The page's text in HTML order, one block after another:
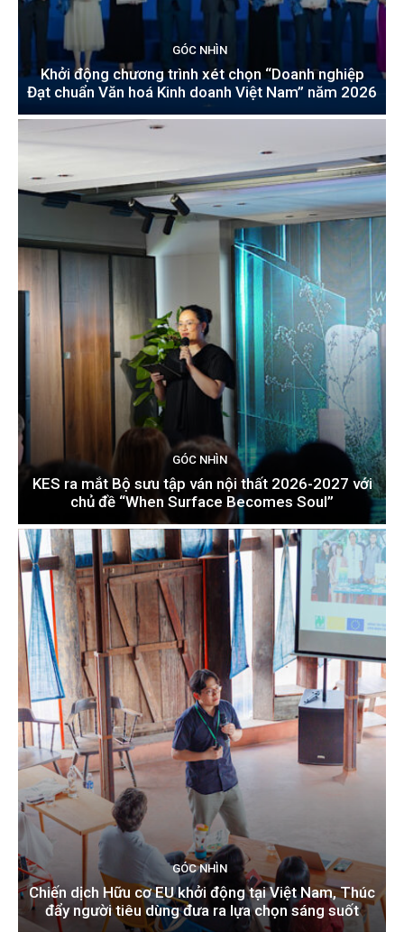
GÓC NHÌN
Khởi động chương trình xét chọn “Doanh nghiệp
Đạt chuẩn Văn hoá Kinh doanh Việt Nam” năm 2026
GÓC NHÌN
KES ra mắt Bộ sưu tập ván nội thất 2026-2027 với
chủ đề “When Surface Becomes Soul”
GÓC NHÌN
Chiến dịch Hữu cơ EU khởi động tại Việt Nam, Thúc
đẩy người tiêu dùng đưa ra lựa chọn sáng suốt